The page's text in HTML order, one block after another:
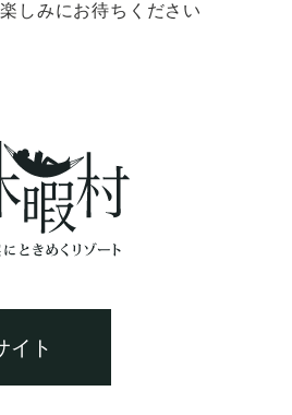
しみに​お待ちください​
イト